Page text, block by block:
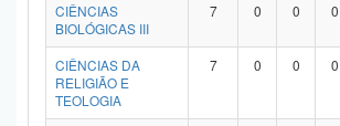
CIÊNCIAS
BIOLÓGICAS III
7 0 0 0
CIÊNCIAS DA
RELIGIÃO E
TEOLOGIA
7 0 0 0